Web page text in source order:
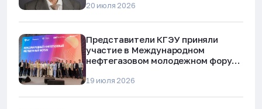
20 июля 2026
Представители КГЭУ приняли
участие в Международном
нефтегазовом молодежном форуме
19 июля 2026